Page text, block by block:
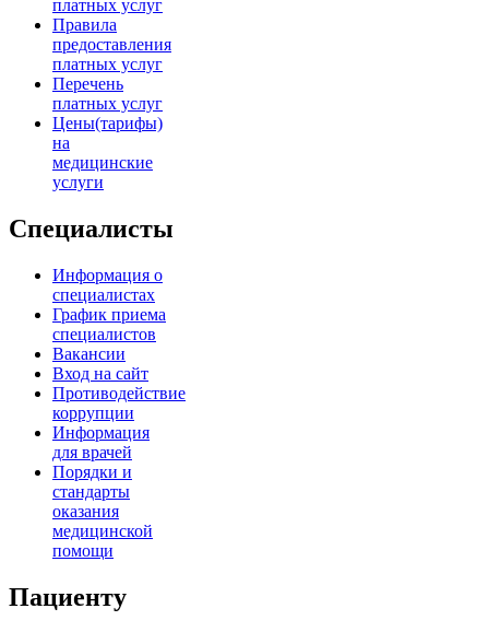
платных услуг
Правила
предоставления
платных услуг
Перечень
платных услуг
Цены(тарифы)
на
медицинские
услуги
Специалисты
Информация о
специалистах
График приема
специалистов
Вакансии
Вход на сайт
Противодействие
коррупции
Информация
для врачей
Порядки и
стандарты
оказания
медицинской
помощи
Пациенту